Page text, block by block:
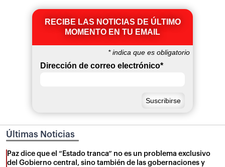
RECIBE LAS NOTICIAS DE ÚLTIMO
MOMENTO EN TU EMAIL
*indica que es obligatorio
Dirección de correo electrónico*
Últimas Noticias
Paz dice que el “Estado tranca” no es un problema exclusivo
del Gobierno central, sino también de las gobernaciones y